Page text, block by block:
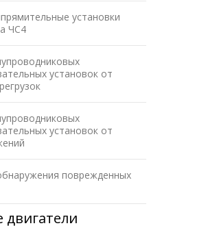
установки
ЧС4
установок от
установок от
поврежденных
двигатели